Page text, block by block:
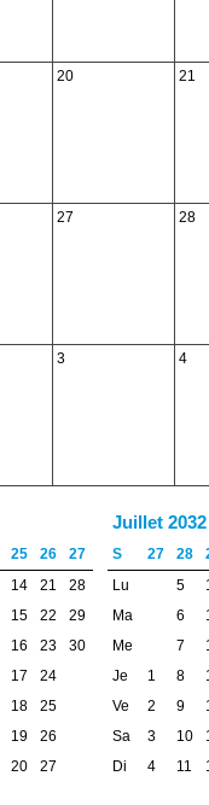
20 21
27 28
3 4
25 26
27
14 21
28
15 22
29
16 23
30
17
24
18
25
19
26
20 27
Juillet 2032
S 27 28
Lu
5
Ma
6
Me
7
Je
1 8
Ve
2 9
Sa
3 10
Di
4 11